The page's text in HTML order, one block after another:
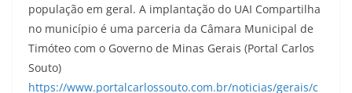
população em geral. A implantação do UAI Compartilha
no município é uma parceria da Câmara Municipal de
Timóteo com o Governo de Minas Gerais (Portal Carlos
Souto)
https://www.portalcarlossouto.com.br/noticias/gerais/c